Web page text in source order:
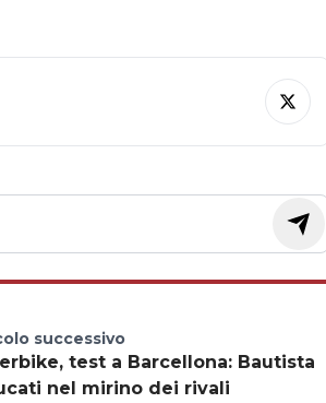
successivo
test a Barcellona: Bautista
nel mirino dei rivali